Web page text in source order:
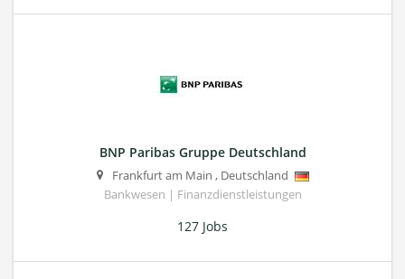
BNP Paribas Gruppe Deutschland
Frankfurt am Main , Deutschland
Bankwesen | Finanzdienstleistungen
127 Jobs